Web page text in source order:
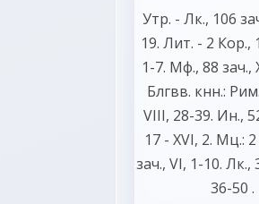
Утр. - Лк., 106
19. Лит. - 2 Кор.,
1-7. Мф., 88 зач.,
Блгвв. кнн.:
VIII, 28-39. Ин.,
17 - XVI, 2. Мц.:
зач., VI, 1-10. Лк.,
36-50 .